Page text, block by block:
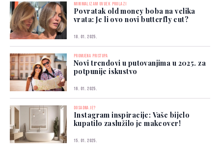
MINIMALIZAM UVIJEK PROLAZI
Povratak old money boba na velika
vrata: Je li ovo novi butterfly cut?
18. 01. 2025.
PROMJENA PRISTUPA
Novi trendovi u putovanjima u 2025. za
potpunije iskustvo
16. 01. 2025.
DOSADNA JE?
Instagram inspiracije: Vaše bijelo
kupatilo zaslužilo je makeover!
15. 01. 2025.